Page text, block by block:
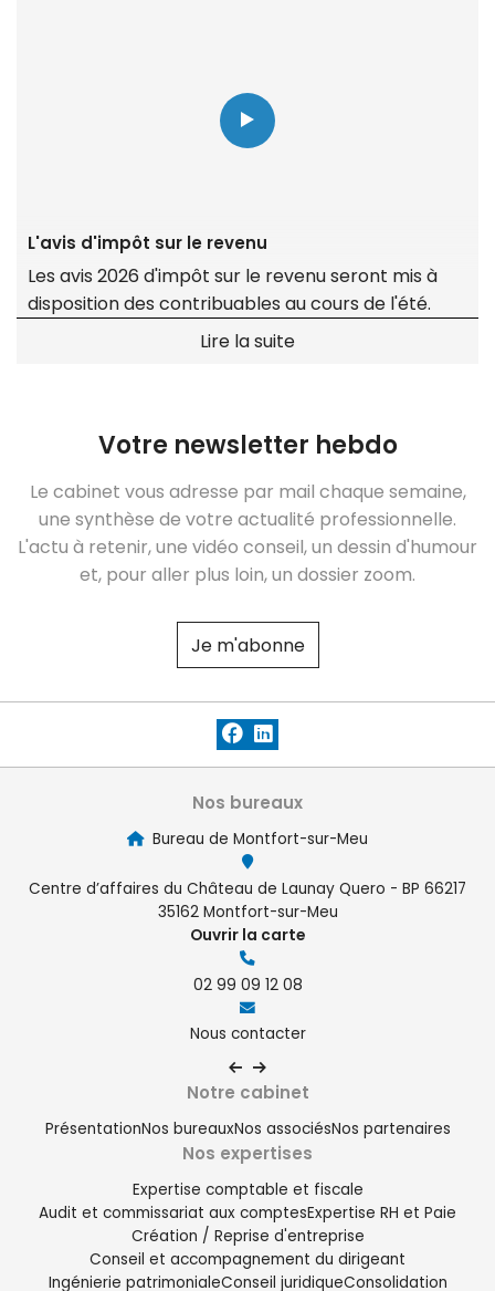
L'avis d'impôt sur le revenu
Les avis 2026 d'impôt sur le revenu seront mis à
disposition des contribuables au cours de l'été.
Lire la suite
Votre newsletter hebdo
Le cabinet vous adresse par mail chaque semaine,
une synthèse de votre actualité professionnelle.
L'actu à retenir, une vidéo conseil, un dessin d'humour
et, pour aller plus loin, un dossier zoom.
Je m'abonne
Nos bureaux
Bureau de Montfort-sur-Meu
Centre d’affaires du Château de Launay Quero - BP 66217
35162 Montfort-sur-Meu
Ouvrir la carte
02 99 09 12 08
Nous contacter
Notre cabinet
PrésentationNos bureauxNos associésNos partenaires
Nos expertises
Expertise comptable et fiscale
Audit et commissariat aux comptesExpertise RH et Paie
Création / Reprise d'entreprise
Conseil et accompagnement du dirigeant
Ingénierie patrimonialeConseil juridiqueConsolidation